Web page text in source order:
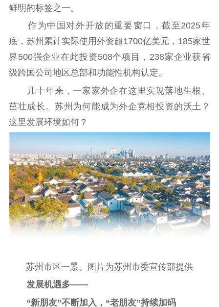
主题宣传 对外宣传
新闻发布
记者之家
品牌栏目
文化文艺
精品生产 文化惠民
文化传承
文化交流
体制改革
文化产业
紫金文化艺术节
精神文明
文明创建 文明实践
文明培育
先进典型
社会宣传
思想政治教育 爱国主义教育
全民国防教育
新闻出版
精品出版 全民阅读
出版监管
鲜明的标签之一。
作为中国对外开放的重要窗口，截至2025年
底，苏州累计实际使用外资超1700亿美元，185家世
界500强企业在此投资508个项目，238家企业获省
级跨国公司地区总部和功能性机构认定。
几十年来，一家家外企在这里实现落地生根、
茁壮成长。苏州为何能成为外企竞相投资的沃土？
这里发展环境如何？
苏州市区一景。图片为苏州市委宣传部提供
发展机遇多——
“新朋友”不断加入，“老朋友”持续加码